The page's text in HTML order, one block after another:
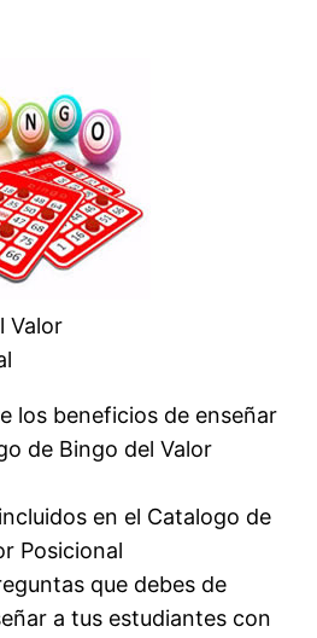
Valor
los beneficios de enseñar
de Bingo del Valor
en el Catalogo de
Posicional
que debes de
a tus estudiantes con